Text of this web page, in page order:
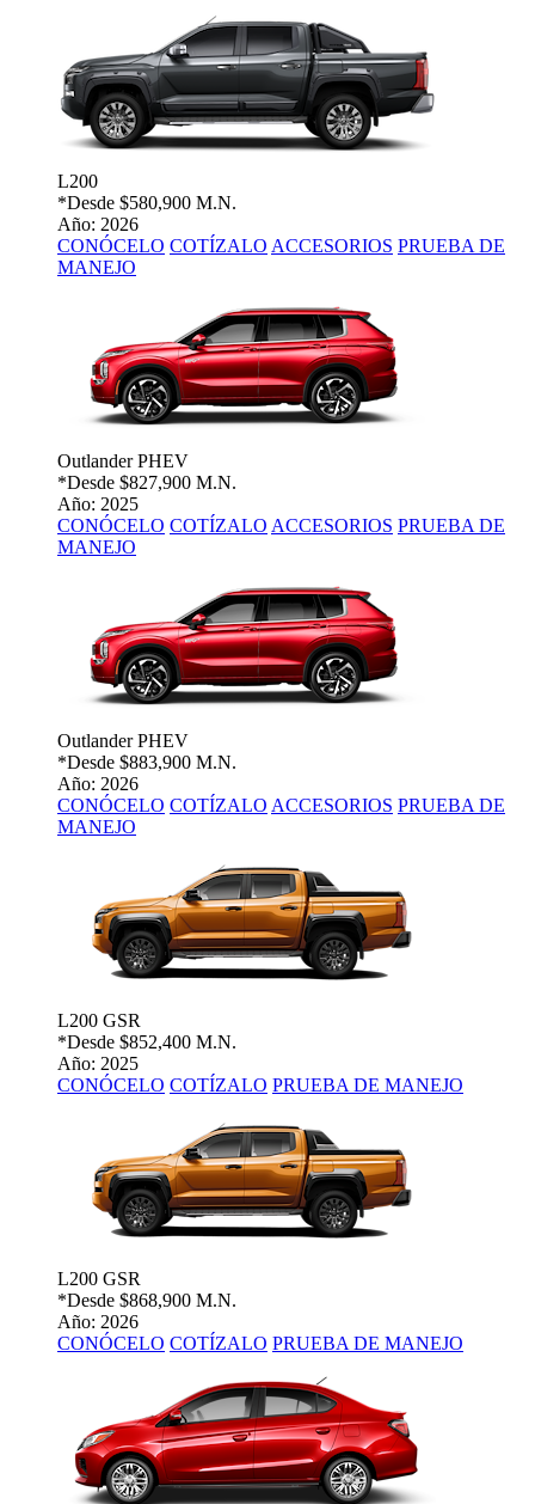
L200
*Desde $580,900 M.N.
Año: 2026
CONÓCELO COTÍZALO ACCESORIOS PRUEBA DE
MANEJO
Outlander PHEV
*Desde $827,900 M.N.
Año: 2025
CONÓCELO COTÍZALO ACCESORIOS PRUEBA DE
MANEJO
Outlander PHEV
*Desde $883,900 M.N.
Año: 2026
CONÓCELO COTÍZALO ACCESORIOS PRUEBA DE
MANEJO
L200 GSR
*Desde $852,400 M.N.
Año: 2025
CONÓCELO COTÍZALO PRUEBA DE MANEJO
L200 GSR
*Desde $868,900 M.N.
Año: 2026
CONÓCELO COTÍZALO PRUEBA DE MANEJO